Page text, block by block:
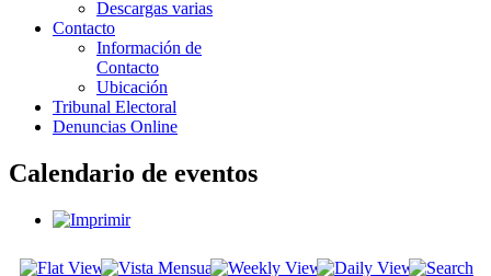
Descargas varias
Contacto
Información de
Contacto
Ubicación
Tribunal Electoral
Denuncias Online
Calendario de eventos